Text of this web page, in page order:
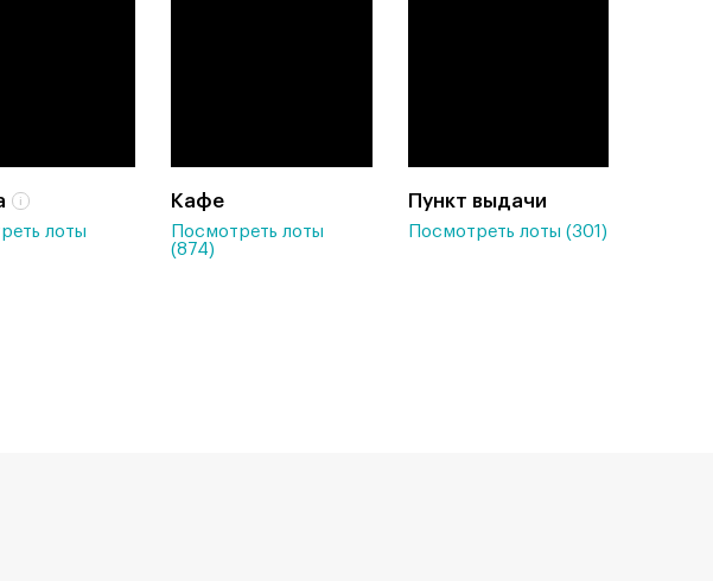
лоты
Кафе
Посмотреть лоты
(874)
Пункт выдачи
Посмотреть лоты (301)